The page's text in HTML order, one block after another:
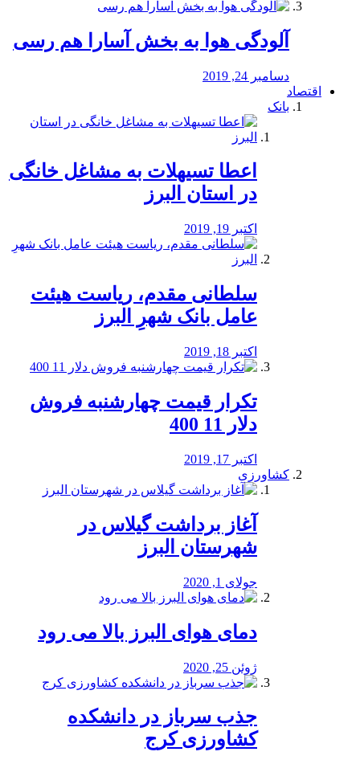
آلودگی هوا به بخش آسارا هم رسی
دسامبر 24, 2019
اقتصاد
بانک
️اعطا تسیهلات به مشاغل خانگی
در استان البرز
اکتبر 19, 2019
سلطانی مقدم، ریاست هیئت
عامل بانک شهرِ البرز
اکتبر 18, 2019
تکرار قیمت چهارشنبه فروش
دلار 11 400
اکتبر 17, 2019
کشاورزی
آغاز برداشت گیلاس در
شهرستان البرز
جولای 1, 2020
دمای هوای البرز بالا می رود
ژوئن 25, 2020
جذب سرباز در دانشکده
کشاورزی کرج